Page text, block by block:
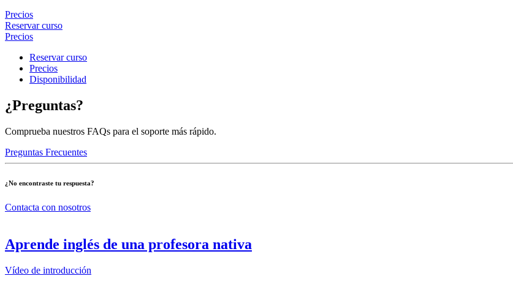
Precios
Reservar curso
Precios
Reservar curso
Precios
Disponibilidad
¿Preguntas?
Comprueba nuestros FAQs para el soporte más rápido.
Preguntas Frecuentes
¿No encontraste tu respuesta?
Contacta con nosotros
Aprende inglés de una profesora nativa
Vídeo de introducción